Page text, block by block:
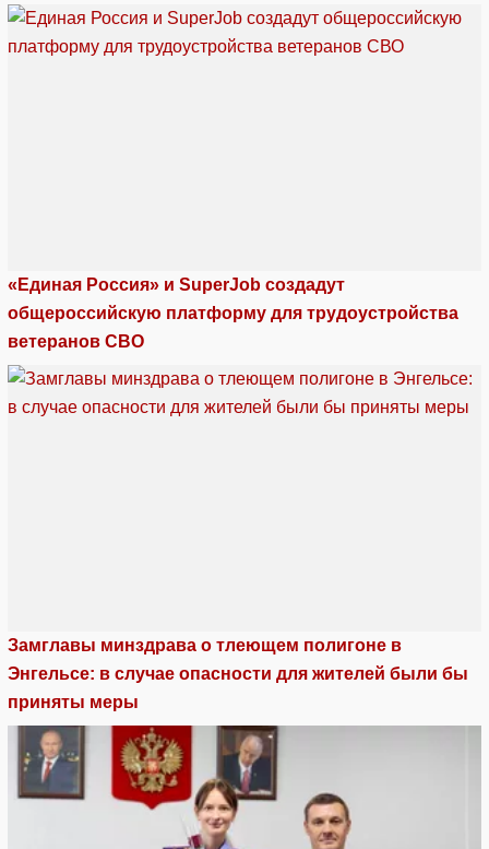
«Единая Россия» и SuperJob создадут
общероссийскую платформу для трудоустройства
ветеранов СВО
Замглавы минздрава о тлеющем полигоне в
Энгельсе: в случае опасности для жителей были бы
приняты меры